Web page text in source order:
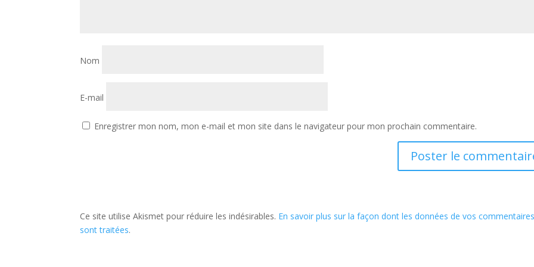
Nom
E-mail
Enregistrer mon nom, mon e-mail et mon site dans le navigateur pour mon prochain commentaire.
Ce site utilise Akismet pour réduire les indésirables. En savoir plus sur la façon dont les données de vos
sont traitées.